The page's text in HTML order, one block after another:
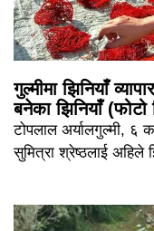
गुल्मीमा झिनियाँ
बनेका झिनियाँ
टोपलाल अर्यालगुल्मी, ६
सुमित्रा श्रेष्ठलाई अहिले